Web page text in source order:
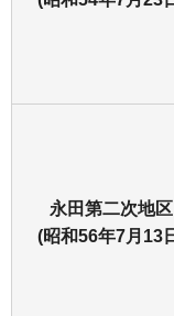
永田第二次地区
(昭和56年7月13